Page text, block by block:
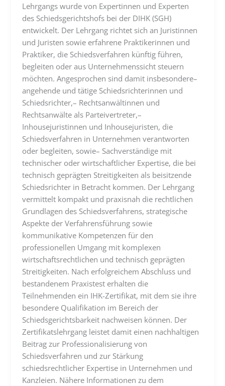
Lehrgangs wurde von Expertinnen und Experten
des Schiedsgerichtshofs bei der DIHK (SGH)
entwickelt. Der Lehrgang richtet sich an Juristinnen
und Juristen sowie erfahrene Praktikerinnen und
Praktiker, die Schiedsverfahren künftig führen,
begleiten oder aus Unternehmenssicht steuern
möchten. Angesprochen sind damit insbesondere–
angehende und tätige Schiedsrichterinnen und
Schiedsrichter,– Rechtsanwältinnen und
Rechtsanwälte als Parteivertreter,–
Inhousejuristinnen und Inhousejuristen, die
Schiedsverfahren in Unternehmen verantworten
oder begleiten, sowie– Sachverständige mit
technischer oder wirtschaftlicher Expertise, die bei
technisch geprägten Streitigkeiten als beisitzende
Schiedsrichter in Betracht kommen. Der Lehrgang
vermittelt kompakt und praxisnah die rechtlichen
Grundlagen des Schiedsverfahrens, strategische
Aspekte der Verfahrensführung sowie
kommunikative Kompetenzen für den
professionellen Umgang mit komplexen
wirtschaftsrechtlichen und technisch geprägten
Streitigkeiten. Nach erfolgreichem Abschluss und
bestandenem Praxistest erhalten die
Teilnehmenden ein IHK-Zertifikat, mit dem sie ihre
besondere Qualifikation im Bereich der
Schiedsgerichtsbarkeit nachweisen können. Der
Zertifikatslehrgang leistet damit einen nachhaltigen
Beitrag zur Professionalisierung von
Schiedsverfahren und zur Stärkung
schiedsrechtlicher Expertise in Unternehmen und
Kanzleien. Nähere Informationen zu dem